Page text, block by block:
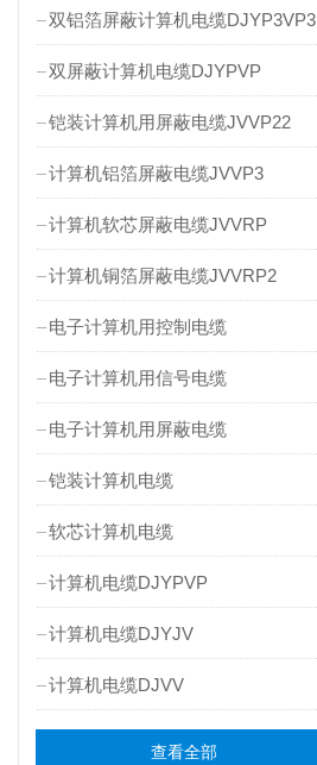
双铝箔屏蔽计算机电缆DJYP3VP3
双屏蔽计算机电缆DJYPVP
铠装计算机用屏蔽电缆JVVP22
计算机铝箔屏蔽电缆JVVP3
计算机软芯屏蔽电缆JVVRP
计算机铜箔屏蔽电缆JVVRP2
电子计算机用控制电缆
电子计算机用信号电缆
电子计算机用屏蔽电缆
铠装计算机电缆
软芯计算机电缆
计算机电缆DJYPVP
计算机电缆DJYJV
计算机电缆DJVV
查看全部